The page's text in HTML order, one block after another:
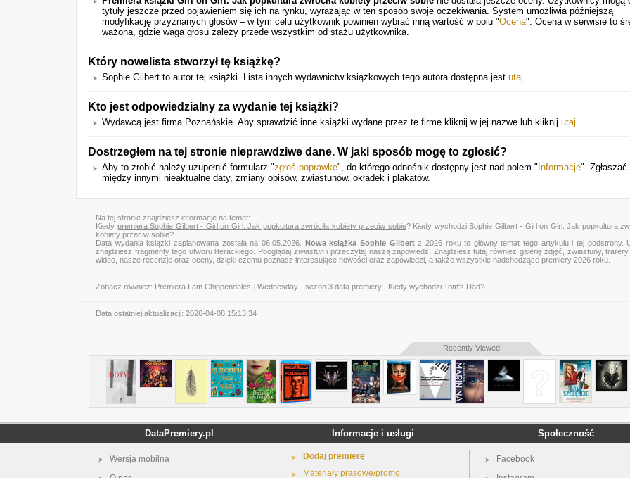
tytuły jeszcze przed pojawieniem się ich na rynku, wyrażając w ten sposób swoje oczekiwania. System umożliwia późniejszą
modyfikację przyznanych głosów – w tym celu użytkownik powinien wybrać inną wartość w polu "Ocena". Ocena w serwisie to
ważona, gdzie waga głosu zależy przede wszystkim od stażu użytkownika.
Który nowelista stworzył tę książkę?
Sophie Gilbert to autor tej książki. Lista innych wydawnictw książkowych tego autora dostępna jest utaj.
Kto jest odpowiedzialny za wydanie tej książki?
Wydawcą jest firma Poznańskie. Aby sprawdzić inne książki wydane przez tę firmę kliknij w jej nazwę lub kliknij utaj.
Dostrzegłem na tej stronie nieprawdziwe dane. W jaki sposób mogę to zgłosić?
Aby to zrobić należy uzupełnić formularz "zgłoś poprawkę", do którego odnośnik dostępny jest nad polem " Informacje".
między innymi nieaktualne daty, zmiany opisów, zwiastunów, okładek i plakatów.
Na tej stronie znajdziesz informacje na temat:
Kiedy premiera Sophie Gilbert - Girl on Girl. Jak popkultura zwróciła kobiety przeciw sobie? Kiedy wychodzi Sophie Gilbert - Girl on Girl. Jak popkultura
kobiety przeciw sobie?
Data wydania książki zaplanowana została na 06.05.2026. Nowa książka Sophie Gilbertz 2026 roku to główny temat tego artykułu i tej podstrony.
znajdziesz fragmenty tego utworu literackiego. Pooglądaj zwiastuni przeczytaj naszą zapowiedź. Znajdziesz tutaj również galerię zdjęć, zwiastuny,
wideo, nasze recenzje oraz oceny, dzięki czemu poznasz interesujące nowości oraz zapowiedzi, a także wszystkie nadchodzące premiery 2026 roku.
Zobacz również: Premiera I am Chippendales Wednesday - sezon 3 data premiery Kiedy wychodzi Tom's Dad?
Data ostatniej aktualizacji: 2026-04-08 15:13:34
Recently Viewed
DataPremiery.pl
Wersja mobilna
Informacje i usługi
Dodaj premierę
Materiały prasowe/promo
Społeczność
Facebook